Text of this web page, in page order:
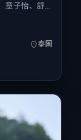
章子怡、舒
公映登记日
泰国